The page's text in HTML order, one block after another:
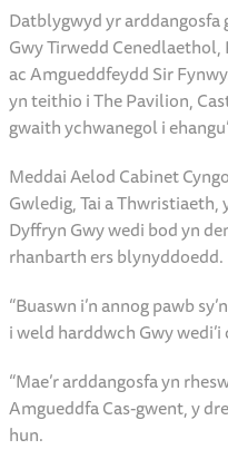
Roedd Cynghorydd Sir
Meddai: “Mae ymwelwyr
canrifoedd, gan chwilio am
dramatig sydyn. Mae
ymlaen – nid i ailadrodd,
Datblygwyd yr arddangosfa
Gwy Tirwedd Cenedlaethol,
ac Amgueddfeydd Sir
yn teithio i The Pavilion,
Meddai Aelod Cabinet
Dyffryn Gwy wedi bod yn
rhanbarth ers blynyddoedd.